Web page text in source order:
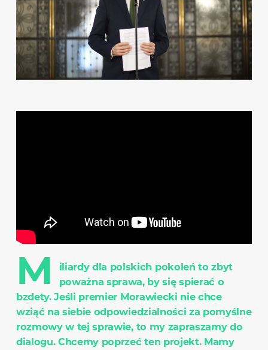
M
iliardy dla polskich pokoleń to zbyt
poważna sprawa, by się spierać o
bzdety. Jeśli premier Morawiecki nie chce
wziąć na siebie odpowiedzialności za pomyślne
rozmowy w tej sprawie, to my zapraszamy do
dialogu. Chcemy poprzeć ten projekt. Mamy